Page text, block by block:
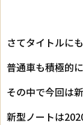
さてタイトルに
普通車も積極的
その中で今回は
新型ノートは